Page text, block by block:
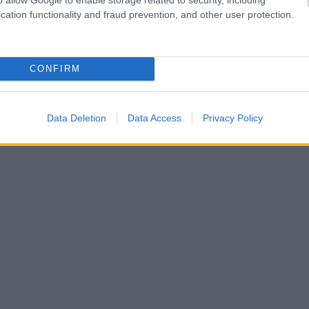
functionality and fraud prevention, and other user protection.
CONFIRM
Data Deletion Data Access Privacy Policy
για να δείτε αναλυτικά τα αστέρια Michelin για